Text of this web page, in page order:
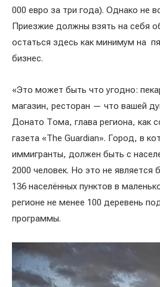
000 евро за три года). Однако не
Приезжие должны взять на себя
остаться здесь как минимум на
бизнес.
«Это может быть что угодно:
магазин, ресторан — что вашей
Донато Тома, глава региона, как
газета «The Guardian». Город, в
иммигранты, должен быть с
2000 человек. Но это не является
136 населённых пунктов в
регионе не менее 100 деревень
программы.